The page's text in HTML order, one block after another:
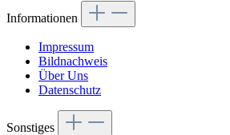
Informationen
Impressum
Bildnachweis
Über Uns
Datenschutz
Sonstiges